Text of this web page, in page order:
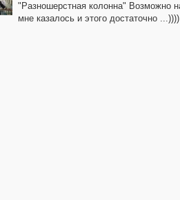
"Разношерстная колонна" Возможно
мне казалось и этого достаточно ...))))